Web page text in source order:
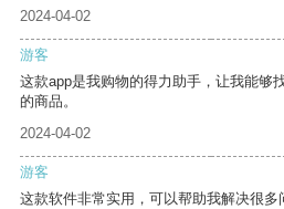
2024-04-02
游客
这款app是我购物的得力助手，让我能够
的商品。
2024-04-02
游客
这款软件非常实用，可以帮助我解决很